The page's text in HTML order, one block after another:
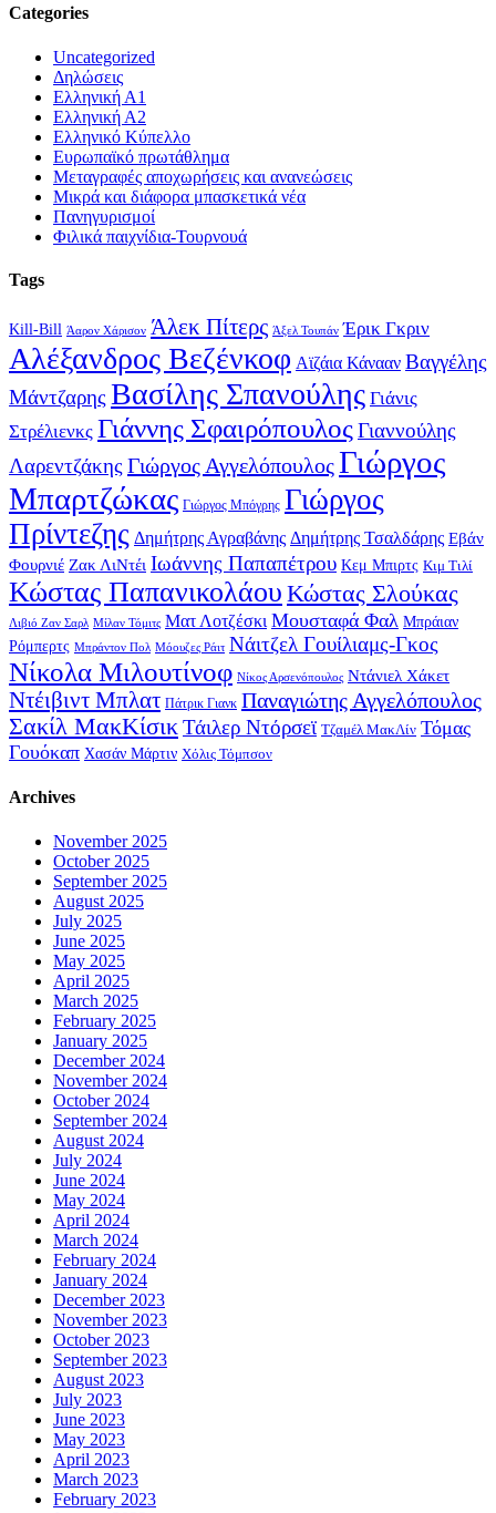
Categories
Uncategorized
Δηλώσεις
Ελληνική Α1
Ελληνική Α2
Ελληνικό Κύπελλο
Ευρωπαϊκό πρωτάθλημα
Μεταγραφές αποχωρήσεις και ανανεώσεις
Μικρά και διάφορα μπασκετικά νέα
Πανηγυρισμοί
Φιλικά παιχνίδια-Τουρνουά
Tags
Kill-Bill Άαρον Χάρισον Άλεκ Πίτερς Άξελ Τουπάν Έρικ Γκριν
Αλέξανδρος Βεζένκοφ Αϊζάια Κάνααν Βαγγέλης
Μάντζαρης Βασίλης Σπανούλης Γιάνις
Στρέλιενκς Γιάννης ΣφαιρόπουλοςΓιαννούλης
Λαρεντζάκης Γιώργος ΑγγελόπουλοςΓιώργος
Μπαρτζώκας Γιώργος Μπόγρης Γιώργος
Πρίντεζης Δημήτρης Αγραβάνης Δημήτρης Τσαλδάρης Εβάν
Φουρνιέ Ζακ ΛιΝτέι Ιωάννης Παπαπέτρου Κεμ Μπιρτς Κιμ Τιλί
Κώστας Παπανικολάου Κώστας Σλούκας
Λιβιό Ζαν Σαρλ Μίλαν Τόμιτς Ματ Λοτζέσκι Μουσταφά Φαλ Μπράιαν
Ρόμπερτς Μπράντον Πολ Μόουζες Ράιτ Νάιτζελ Γουίλιαμς-Γκος
Νίκολα Μιλουτίνοφ Νίκος Αρσενόπουλος Ντάνιελ Χάκετ
Ντέιβιντ Μπλατ Πάτρικ Γιανκ Παναγιώτης Αγγελόπουλος
Σακίλ ΜακΚίσικΤάιλερ Ντόρσεϊ Τζαμέλ ΜακΛίν Τόμας
Γουόκαπ Χασάν Μάρτιν Χόλις Τόμπσον
Archives
November 2025
October 2025
September 2025
August 2025
July 2025
June 2025
May 2025
April 2025
March 2025
February 2025
January 2025
December 2024
November 2024
October 2024
September 2024
August 2024
July 2024
June 2024
May 2024
April 2024
March 2024
February 2024
January 2024
December 2023
November 2023
October 2023
September 2023
August 2023
July 2023
June 2023
May 2023
April 2023
March 2023
February 2023